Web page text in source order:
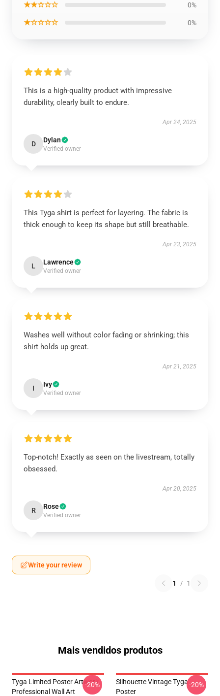
★★☆☆☆ 0%
★☆☆☆☆ 0%
This is a high-quality product with impressive
durability, clearly built to endure.
Apr 24, 2025
D Dylan
Verified owner
This Tyga shirt is perfect for layering. The fabric is
thick enough to keep its shape but still breathable.
Apr 23, 2025
L Lawrence
Verified owner
Washes well without color fading or shrinking; this
shirt holds up great.
Apr 21, 2025
I Ivy
Verified owner
Top-notch! Exactly as seen on the livestream, totally
obsessed.
Apr 20, 2025
R Rose
Verified owner
Write your review
1 / 1
Mais vendidos produtos
Tyga Limited Poster Artwork -
Professional Wall Art
-20%
Silhouette Vintage Tyga
Poster
-20%